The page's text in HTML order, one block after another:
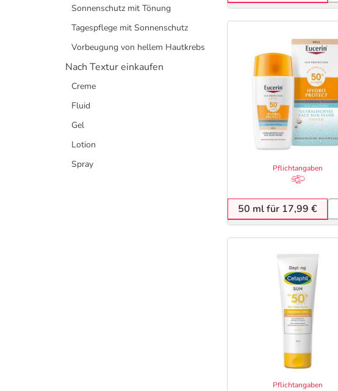
Sonnenschutz mit Tönung
Tagespflege mit Sonnenschutz
Vorbeugung von hellem Hautkrebs
Nach Textur einkaufen
Creme
Fluid
Gel
Lotion
Spray
Pflichtangaben
50 ml für 17,99 €
Pflichtangaben